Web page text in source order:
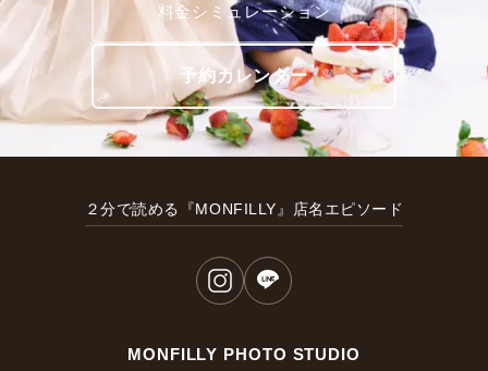
料金シミュレーション
予約カレンダー
２分で読める『MONFILLY』店名エピソード
MONFILLY PHOTO STUDIO